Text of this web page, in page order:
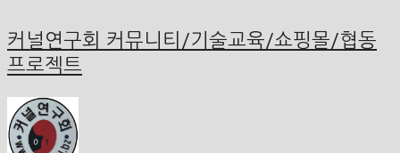
커널연구회 커뮤니티/기술교육/쇼핑몰/협동
프로젝트